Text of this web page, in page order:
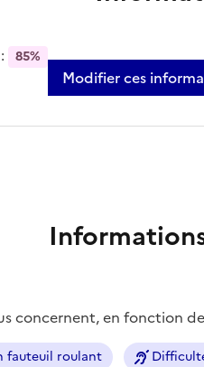
85%
Modifier ces
concernent, en fonction
fauteuil roulant